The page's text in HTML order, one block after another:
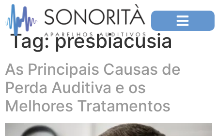
Tag:presbiacusia
As Principais Causas de
Perda Auditiva e os
Melhores Tratamentos